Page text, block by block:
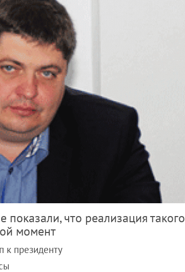
показали, что реализация такого
момент
к президенту